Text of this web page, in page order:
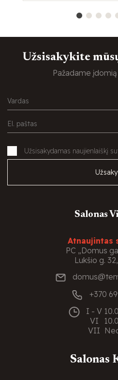
Užsisakykite
Pažadame
Užsisakydamas naujienlaiškį
Salonas
Atnaujintas
PC „Domus
Lukšio g.
+370
I - V
VI
VII
Salonas